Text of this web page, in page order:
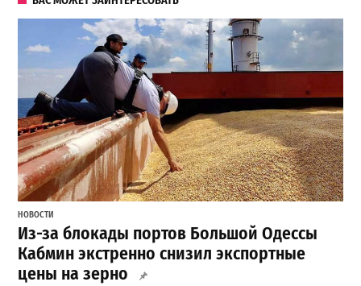
НОВОСТИ
Из-за блокады портов Большой Одессы
Кабмин экстренно снизил экспортные
цены на зерно